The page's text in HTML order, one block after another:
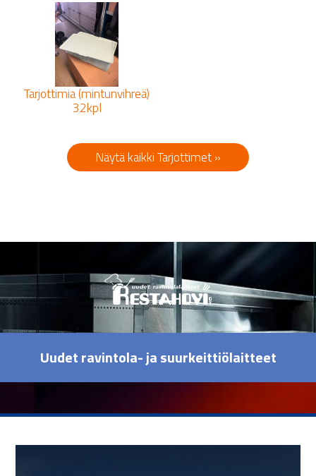
Tarjottimia (mintunvihreä)
32kpl
Näytä kaikki Tarjottimet »
Uudet ravintola- ja suurkeittiölaitteet